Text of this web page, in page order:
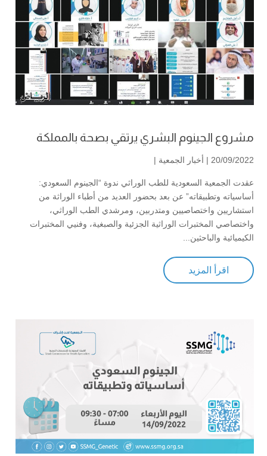
مشروع الجينوم البشري يرتقي بصحة بالمملكة
20/09/2022 | أخبار الجمعية |
عقدت الجمعية السعودية للطب الوراثي ندوة “الجينوم السعودي:
أساسياته وتطبيقاته” عن بعد بحضور العديد من أطباء الوراثة من
استشاريين واختصاصيين ومتدربين، ومرشدي الطب الوراثي،
واختصاصي المختبرات الوراثية الجزئية والصبغية، وفنيي المختبرات
الكيميائية والباحثين...
اقرأ المزيد